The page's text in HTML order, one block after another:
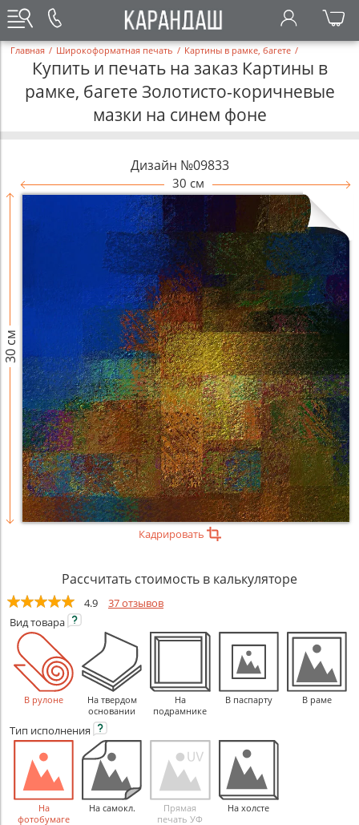
Главная / Широкоформатная печать / Картины в рамке, багете /
Купить и печать на заказ Картины в
рамке, багете Золотисто-коричневые
мазки на синем фоне
Дизайн №09833
30 см
30 см
Кадрировать
Рассчитать стоимость в калькуляторе
4.9
37 отзывов
Видтовара
В рулоне
На твердом
основании
На
подрамнике
В паспарту В раме
Тип исполнения
На
фотобумаге
На самокл.
Прямая
печать УФ
На холсте